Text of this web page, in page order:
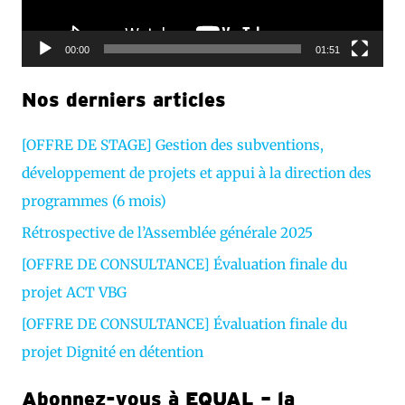
v
é
o
00:00 01:51
Nos derniers articles
[OFFRE DE STAGE] Gestion des subventions,
développement de projets et appui à la direction des
programmes (6 mois)
Rétrospective de l’Assemblée générale 2025
[OFFRE DE CONSULTANCE] Évaluation finale du
projet ACT VBG
[OFFRE DE CONSULTANCE] Évaluation finale du
projet Dignité en détention
Abonnez-vous à EQUAL – la